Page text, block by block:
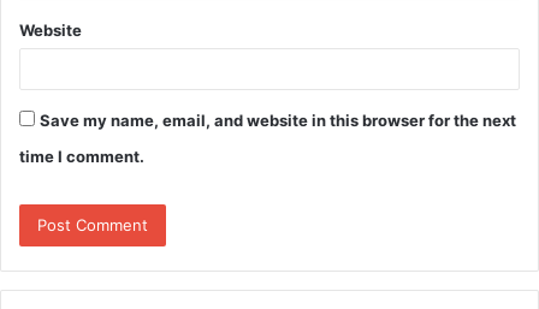
Website
Save my name, email, and website in this browser for the next
time I comment.